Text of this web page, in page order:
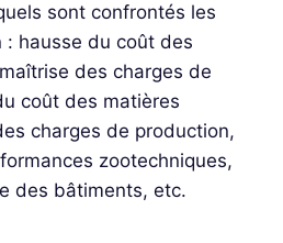
sont confrontés les
: hausse du coût des
des charges de
coût des matières
charges de production,
zootechniques,
des bâtiments, etc.